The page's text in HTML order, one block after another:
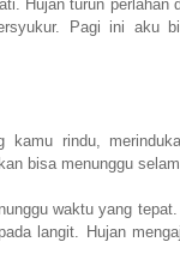
Hujan turun
Pagi ini
kamu rindu,
bisa menunggu
waktu yang
langit. Hujan